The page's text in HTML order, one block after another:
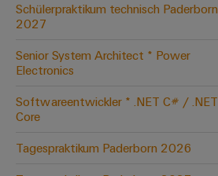
Schülerpraktikum technisch Paderborn
2027
Senior System Architect * Power
Electronics
Softwareentwickler * .NET C# / .NET
Core
Tagespraktikum Paderborn 2026